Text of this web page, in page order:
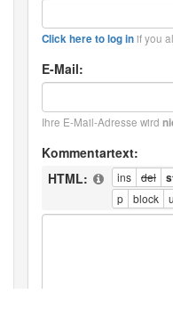
Click here to log inif you
E-Mail:
Ihre E-Mail-Adresse wird
Kommentartext:
HTML: